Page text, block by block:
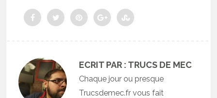
ECRIT PAR : TRUCS DE MEC
Chaque jour ou presque
Trucsdemec.fr vous fait